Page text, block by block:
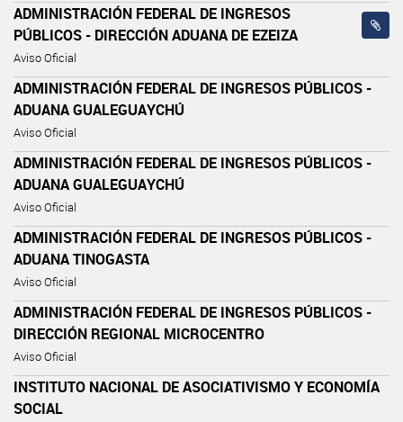
ADMINISTRACIÓN FEDERAL DE INGRESOS
PÚBLICOS - DIRECCIÓN ADUANA DE EZEIZA
Aviso Oficial
ADMINISTRACIÓN FEDERAL DE INGRESOS PÚBLICOS -
ADUANA GUALEGUAYCHÚ
Aviso Oficial
ADMINISTRACIÓN FEDERAL DE INGRESOS PÚBLICOS -
ADUANA GUALEGUAYCHÚ
Aviso Oficial
ADMINISTRACIÓN FEDERAL DE INGRESOS PÚBLICOS -
ADUANA TINOGASTA
Aviso Oficial
ADMINISTRACIÓN FEDERAL DE INGRESOS PÚBLICOS -
DIRECCIÓN REGIONAL MICROCENTRO
Aviso Oficial
INSTITUTO NACIONAL DE ASOCIATIVISMO Y ECONOMÍA
SOCIAL